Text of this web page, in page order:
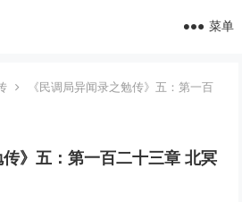
菜单
《民调局异闻录之勉传》五：第一百
传》五：第一百二十三章 北冥